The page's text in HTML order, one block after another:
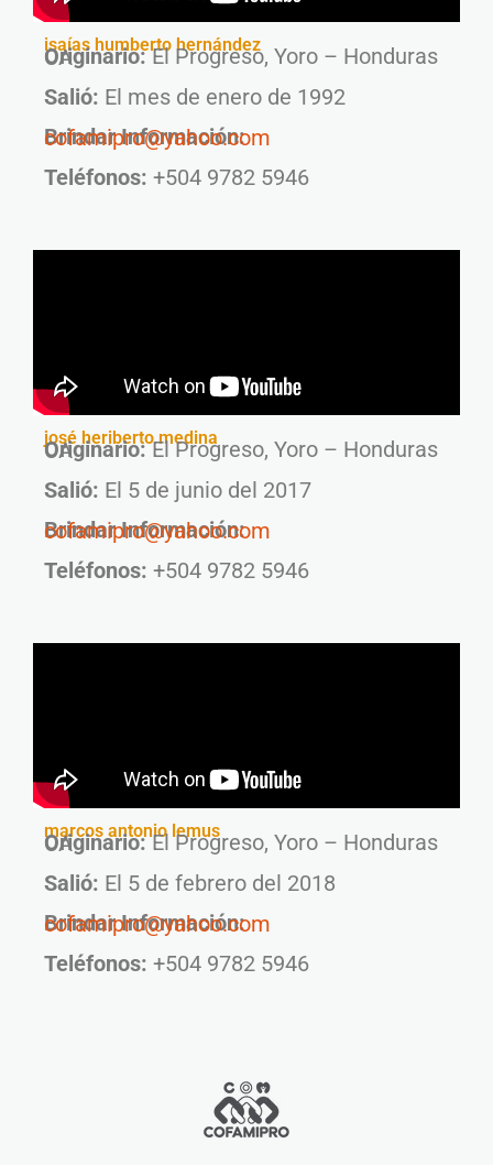
isaías humberto hernández
Originario:
El Progreso, Yoro – Honduras CA
Salió: El mes de enero de 1992
Brindar Información:
cofamipro@yahoo.com
Teléfonos: +504 9782 5946
josé heriberto medina
Originario:
El Progreso, Yoro – Honduras CA
Salió: El 5 de junio del 2017
Brindar Información:
cofamipro@yahoo.com
Teléfonos: +504 9782 5946
marcos antonio lemus
Originario:
El Progreso, Yoro – Honduras CA
Salió: El 5 de febrero del 2018
Brindar Información:
cofamipro@yahoo.com
Teléfonos: +504 9782 5946